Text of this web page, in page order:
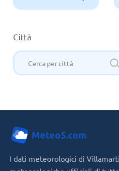
Città
I dati meteorologici di